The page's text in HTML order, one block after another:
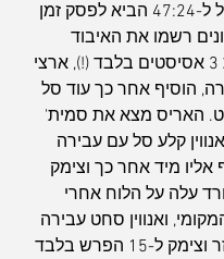
הבלגים שהגדיל ל-47:24 הביא לפסק זמן
רשמו את האיבוד
התשיעי לעומת 3 אסיסטים בלבד (!), ארצי
הוסיף אחר כך עוד סל
האריס מצא את סמית'
קלע סל עם עבירה
מיד אחר כך וצימק
קרופורד עלה על הלוח אחרי
ואנווין סחט עבירה
כמעט על הבאזר וצימק ל-15 הפרש בלבד